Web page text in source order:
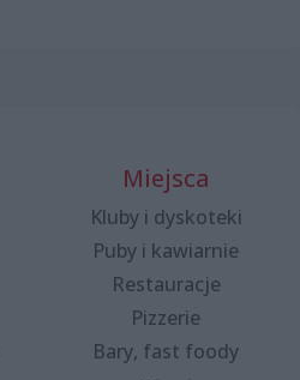
Miejsca
Kluby i dyskoteki
Puby i kawiarnie
Restauracje
Pizzerie
Bary, fast foody